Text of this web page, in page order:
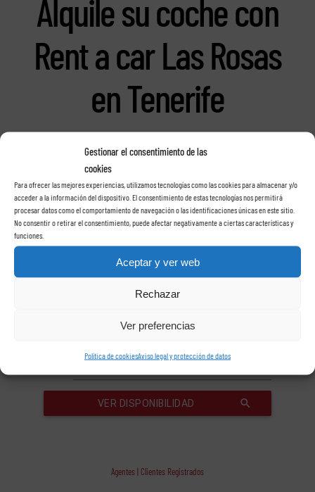
Gestionar el consentimiento de las
cookies
Para ofrecer las mejores experiencias, utilizamos tecnologías como las cookies para almacenar y/o
acceder a la información del dispositivo. El consentimiento de estas tecnologías nos permitirá
procesar datos como el comportamiento de navegación o las identificaciones únicas en este sitio.
No consentir o retirar el consentimiento, puede afectar negativamente a ciertas características y
funciones.
Aceptar y ver web
Rechazar
Ver preferencias
Política de cookiesAviso legal y protección de datos
Alquile su coche con
Rent a car Las Rosas
en Tenerife
Agentes | Clientes Registrados